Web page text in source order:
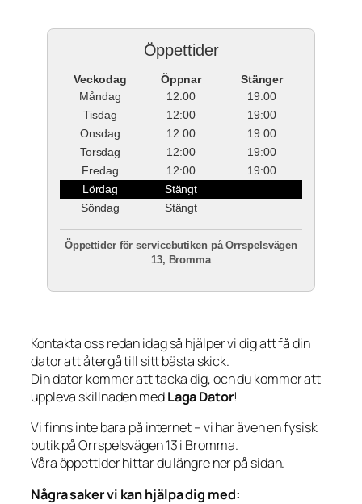
Öppettider
Veckodag Öppnar
Stänger
Måndag
12:00
19:00
Tisdag
12:00
19:00
Onsdag
12:00
19:00
Torsdag
12:00
19:00
Fredag
12:00
19:00
Lördag
Stängt
Söndag
Stängt
Öppettider för servicebutiken på Orrspelsvägen
13, Bromma
Kontakta oss redan idag så hjälper vi dig att få din
dator att återgå till sitt bästa skick.
Din dator kommer att tacka dig, och du kommer att
uppleva skillnaden medLaga Dator!
Vi finns inte bara på internet – vi har även en fysisk
butik på Orrspelsvägen 13 i Bromma.
Våra öppettider hittar du längre ner på sidan.
Några saker vi kan hjälpa dig med: